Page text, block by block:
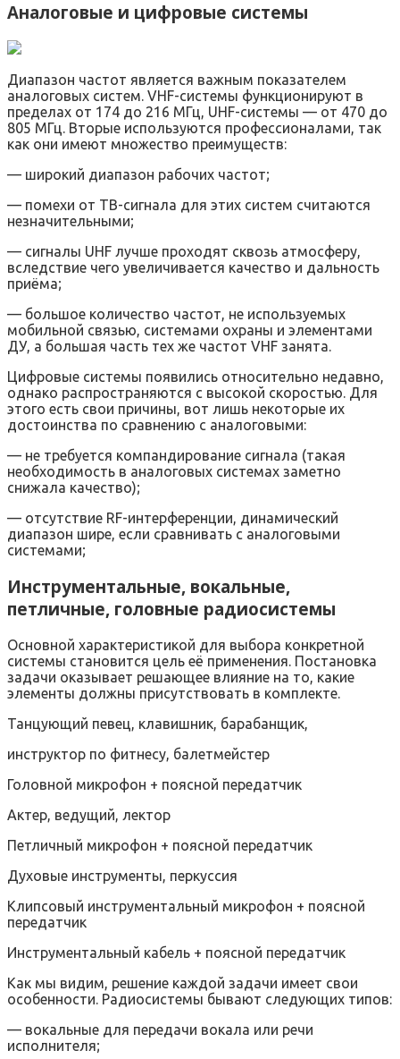
Аналоговые и цифровые системы
Диапазон частот является важным показателем
аналоговых систем. VHF-системы функционируют в
пределах от 174 до 216 МГц, UHF-системы — от 470 до
805 МГц. Вторые используются профессионалами, так
как они имеют множество преимуществ:
— широкий диапазон рабочих частот;
— помехи от ТВ-сигнала для этих систем считаются
незначительными;
— сигналы UHF лучше проходят сквозь атмосферу,
вследствие чего увеличивается качество и дальность
приёма;
— большое количество частот, не используемых
мобильной связью, системами охраны и элементами
ДУ, а большая часть тех же частот VHF занята.
Цифровые системы появились относительно недавно,
однако распространяются с высокой скоростью. Для
этого есть свои причины, вот лишь некоторые их
достоинства по сравнению с аналоговыми:
— не требуется компандирование сигнала (такая
необходимость в аналоговых системах заметно
снижала качество);
— отсутствие RF-интерференции, динамический
диапазон шире, если сравнивать с аналоговыми
системами;
Инструментальные, вокальные,
петличные, головные радиосистемы
Основной характеристикой для выбора конкретной
системы становится цель её применения. Постановка
задачи оказывает решающее влияние на то, какие
элементы должны присутствовать в комплекте.
Танцующий певец, клавишник, барабанщик,
инструктор по фитнесу, балетмейстер
Головной микрофон + поясной передатчик
Актер, ведущий, лектор
Петличный микрофон + поясной передатчик
Духовые инструменты, перкуссия
Клипсовый инструментальный микрофон + поясной
передатчик
Инструментальный кабель + поясной передатчик
Как мы видим, решение каждой задачи имеет свои
особенности. Радиосистемы бывают следующих типов:
— вокальные для передачи вокала или речи
исполнителя;